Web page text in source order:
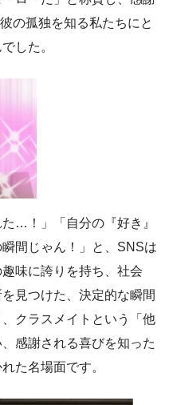
の孤独を知る私たちにと
した。
…！」「自分の『好き』
間じゃん！」と、SNSは
味に誇りを持ち、社会
見つけた、決定的な瞬間
クラスメイトという「他
感謝される喜びを知った
た名場面です。